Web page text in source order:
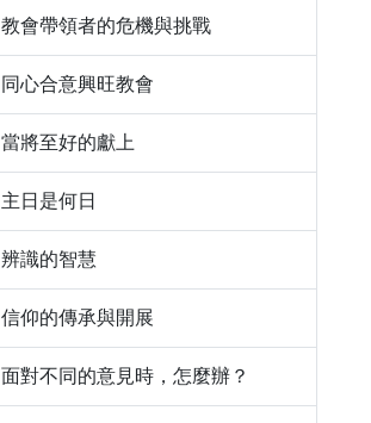
​教會帶領者的危機與挑戰
同心合意興旺教會
當將至好的獻上
​主日是何日
辨識的智慧
​信仰的傳承與開展
​面對不同的意見時，怎麼辦？